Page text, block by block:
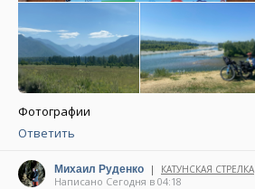
Фотографии
Ответить
Михаил Руденко | КАТУНСКАЯ СТРЕЛКА
Написано Сегодня в 04:18